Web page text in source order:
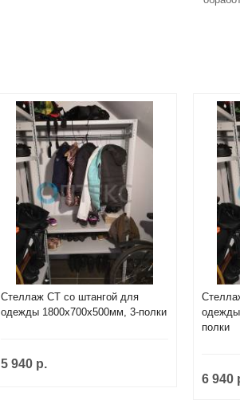
Стеллаж СТ со штангой для
одежды 1800х700х500мм, 3-полки
5 940 р.
одежды
полки
6 940